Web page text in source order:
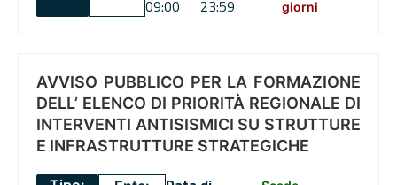
09:00 23:59 giorni
AVVISO PUBBLICO PER LA FORMAZIONE
DELL’ ELENCO DI PRIORITÀ REGIONALE DI
INTERVENTI ANTISISMICI SU STRUTTURE
E INFRASTRUTTURE STRATEGICHE